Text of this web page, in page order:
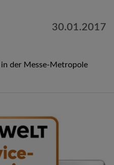
30.01.2017
der Messe-Metropole